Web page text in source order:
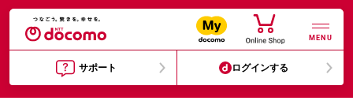
MENU
サポート ログインする